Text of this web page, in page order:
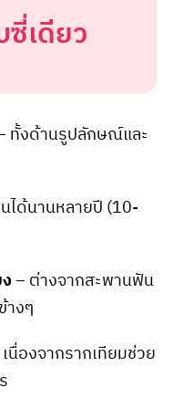
เดียว
ทั้งด้านรูปลักษณ์และ
ได้นานหลายปี (10-
– ต่างจากสะพานฟัน
งๆ
นื่องจากรากเทียมช่วย